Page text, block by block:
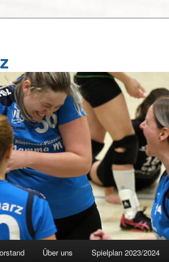
Über uns Spielplan 2023/2024